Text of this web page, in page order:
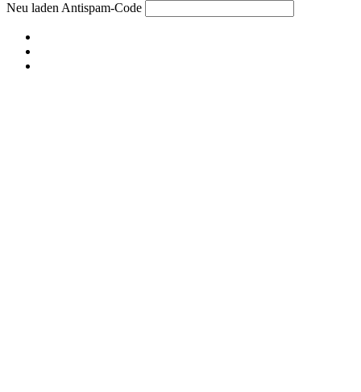
Neu laden Antispam-Code